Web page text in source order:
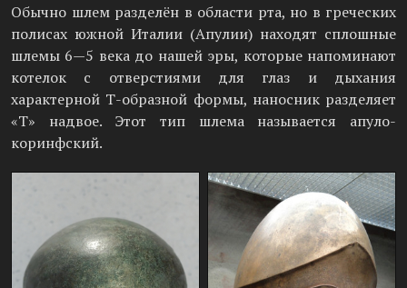
Обычно шлем разделён в области рта, но в греческих
полисах южной Италии (Апулии) находят сплошные
шлемы 6—5 века до нашей эры, которые напоминают
котелок с отверстиями для глаз и дыхания
характерной Т-образной формы, наносник разделяет
«T» надвое. Этот тип шлема называется апуло-
коринфский.